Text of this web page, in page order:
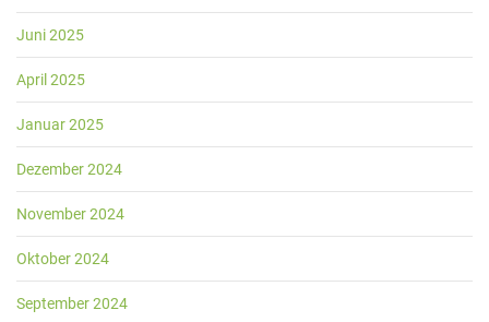
Juni 2025
April 2025
Januar 2025
Dezember 2024
November 2024
Oktober 2024
September 2024